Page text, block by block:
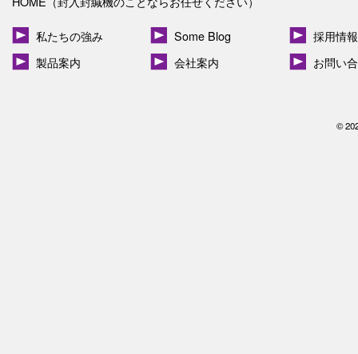
私たちの強み
製品案内
Some Blog
会社案内
採用情報
お問い
©